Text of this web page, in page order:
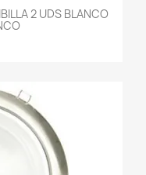
2 UDS BLANCO